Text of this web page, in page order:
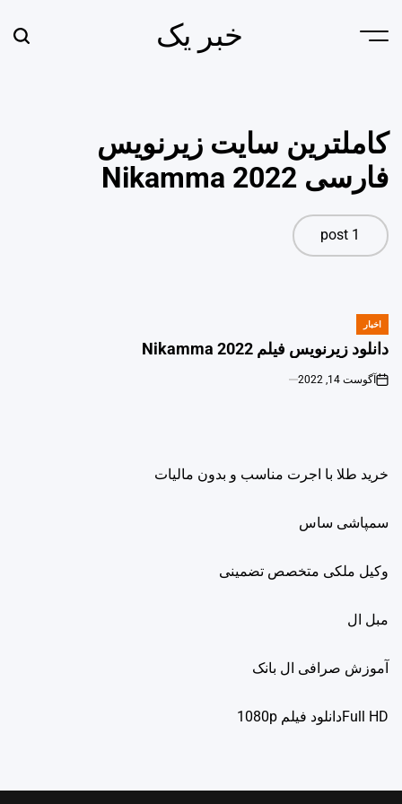
Menu خبر یک
کاملترین سایت زیرنویس
فارسی Nikamma 2022
1 post
POSTED
اخبار
دانلود زیرنویس فیلم Nikamma 2022
آگوست 14, 2022
خرید طلا با اجرت مناسب و بدون مالیات
سمپاشی ساس
وکیل ملکی متخصص تضمینی
مبل ال
آموزش صرافی ال بانک
Full HDدانلود فيلم 1080p